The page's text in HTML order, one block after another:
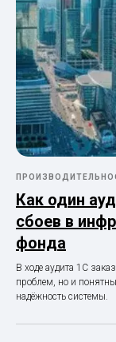
Как один
сбоев в
фонда
В ходе аудита 1С
проблем, но и
надёжность системы.